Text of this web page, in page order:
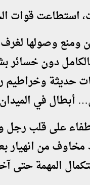
استطاعت قوات
ومنع وصولها
دون خسائر
حديثة وخراطيم
أبطال في الميدان
على قلب رجل
من انهيار
المهمة حتى